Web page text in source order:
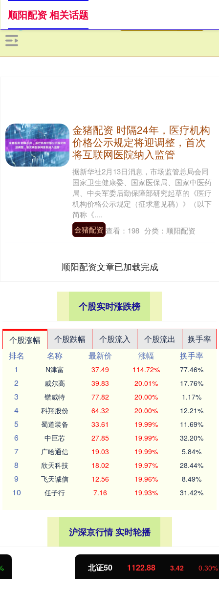
顺阳配资 相关话题
金猪配资 时隔24年，医疗机构
价格公示规定将迎调整，首次
将互联网医院纳入监管
据新华社2月13日消息，市场监管总局会同
国家卫生健康委、国家医保局、国家中医药
局、中央军委后勤保障部研究起草的《医疗
机构价格公示规定（征求意见稿）》（以下
简称《....
金猪配资 查看： 198 分类： 顺阳配资
顺阳配资文章已加载完成
个股实时涨跌榜
个股涨幅 个股跌幅 个股流入 个股流出
换手率
排名
名称 最新价 涨幅
换手率
1
N津富 37.49 114.72% 77.46%
2 威尔高 39.83 20.01% 17.76%
3 锴威特 77.82 20.00% 1.17%
4 科翔股份 64.32 20.00% 12.21%
5 蜀道装备 33.61 19.99% 11.69%
6 中巨芯 27.85 19.99% 32.20%
7 广哈通信 19.03 19.99% 5.84%
8 欣天科技 18.02 19.97% 28.44%
9 飞天诚信 12.56 19.96% 8.49%
10 任子行 7.16 19.93% 31.42%
沪深京行情 实时轮播
1122.88 3.42 0.30%